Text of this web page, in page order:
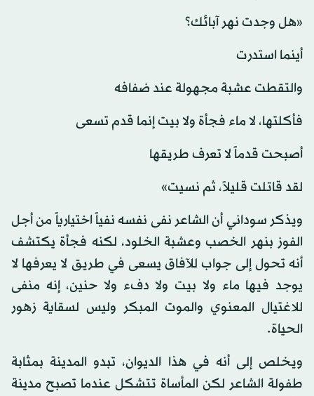
«هل وجدت نهر آبائك؟
أينما استدرت
والتقطت عشبة مجهولة عند ضفافه
فأكلتها، لا ماء فجأة ولا بيت إنما قدم تسعى
أصبحت قدماً لا تعرف طريقها
لقد قاتلت قليلاً، ثم نسيت»
ويذكر سوداني أن الشاعر نفى نفسه نفياً اختيارياً من أجل
الفوز بنهر الخصب وعشبة الخلود، لكنه فجأة يكتشف
أنه تحول إلى جواب للآفاق يسعى في طريق لا يعرفها لا
يوجد فيها ماء ولا بيت ولا دفء ولا حنين، إنه منفى
للاغتيال المعنوي والموت المبكر وليس لسقاية زهور
الحياة.
ويخلص إلى أنه في هذا الديوان، تبدو المدينة بمثابة
طفولة الشاعر لكن المأساة تتشكل عندما تصبح مدينة